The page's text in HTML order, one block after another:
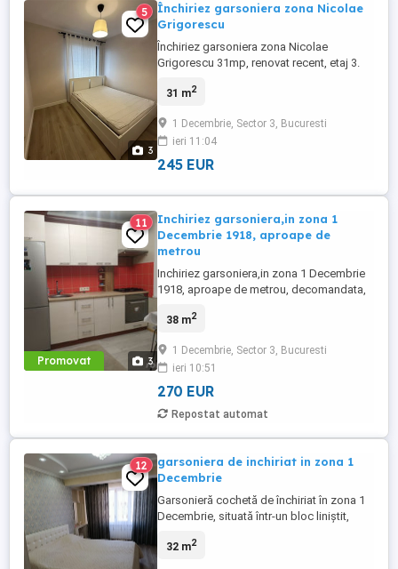
3
5
Închiriez garsoniera zona Nicolae
Grigorescu
Închiriez garsoniera zona Nicolae
Grigorescu 31mp, renovat recent, etaj 3.
metrou și centre comerciale. Se închiriază
31 m2
1 Decembrie, Sector 3, Bucuresti
ieri 11:04
245 EUR
Promovat 3
11
Inchiriez garsoniera,in zona 1
Decembrie 1918, aproape de
metrou
Inchiriez garsoniera,in zona 1 Decembrie
1918, aproape de metrou, decomandata,
transport in comun si numeroase puncte
accepta animale de companie
38 m2
1 Decembrie, Sector 3, Bucuresti
ieri 10:51
270 EUR
Repostat automat
12
garsoniera de inchiriat in zona 1
Decembrie
Garsonieră cochetă de închiriat în zona 1
Decembrie, situată într-un bloc liniștit,
Este mobilată și utilată, gata de mutare
32 m2